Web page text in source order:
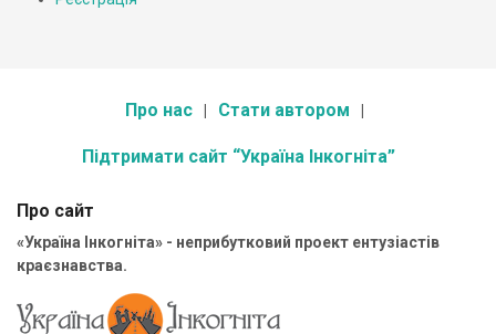
Про нас Стати автором
Підтримати сайт “Україна Інкогніта”
Про сайт
«Україна Інкогніта» - неприбутковий проект ентузіастів
краєзнавства.